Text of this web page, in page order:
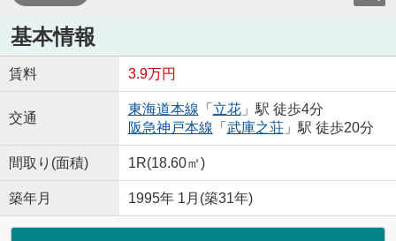
基本情報
賃料 3.9万円
交通
東海道本線 「 立花」駅 徒歩4分
阪急神戸本線 「 武庫之荘」駅 徒歩20分
間取り(面積) 1R(18.60㎡)
築年月 1995年 1月(築31年)